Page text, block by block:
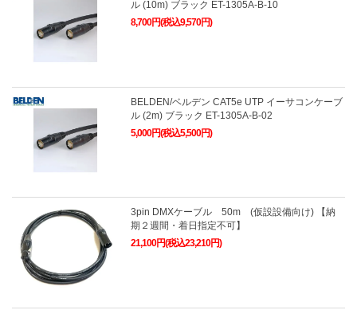
ル (10m) ブラック ET-1305A-B-10
8,700円(税込9,570円)
BELDEN/ベルデン CAT5e UTP イーサコンケーブ
ル (2m) ブラック ET-1305A-B-02
5,000円(税込5,500円)
3pin DMXケーブル 50m (仮設設備向け) 【納
期２週間・着日指定不可】
21,100円(税込23,210円)